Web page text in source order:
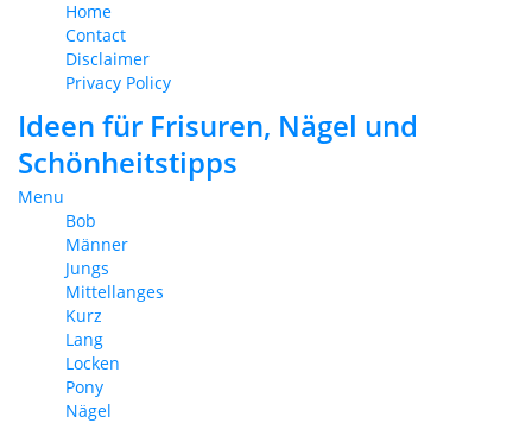
Home
Contact
Disclaimer
Privacy Policy
Ideen für Frisuren, Nägel und
Schönheitstipps
Menu
Bob
Männer
Jungs
Mittellanges
Kurz
Lang
Locken
Pony
Nägel